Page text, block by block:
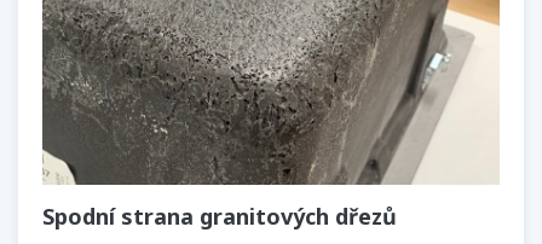
Spodní strana granitových dřezů